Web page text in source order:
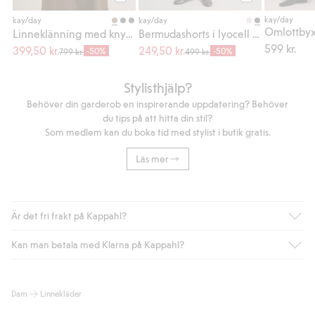
Köp
kay/day
399,50 kr.799 kr. -50%
kay/day
249,50 kr.499 kr. -50%
kay/day
599 kr.
Stylisthjälp?
Behöver din garderob en inspirerande uppdatering? Behöver
du tips på att hitta din stil?
Som medlem kan du boka tid med stylist i butik gratis.
Läs mer
Är det fri frakt på Kappahl?
Är du medlem i Kappahl Club har du alltid gratis frakt till butik
automatik efter du loggat in och identifierats som medlem.
Kan man betala med Klarna på Kappahl?
bland annat faktura och swish men även andra betalningssätt.
Dam Linnekläder